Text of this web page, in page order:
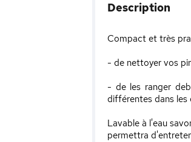
Description
Compact et très
- de nettoyer vos
- de les ranger
différentes dans les
Lavable à l'eau
permettra